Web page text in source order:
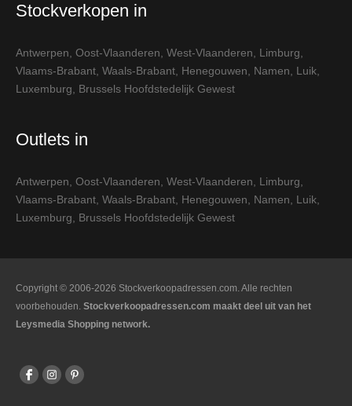
Stockverkopen in
Antwerpen Oost-Vlaanderen West-Vlaanderen Limburg
Vlaams-Brabant Waals-Brabant Henegouwen Namen Luik
Luxemburg
Brussels Hoofdstedelijk Gewest
Outlets in
Antwerpen Oost-Vlaanderen West-Vlaanderen Limburg
Vlaams-Brabant Waals-Brabant Henegouwen Namen Luik
Luxemburg
Brussels Hoofdstedelijk Gewest
Copyright © 2006-2026 Stockverkoopadressen.com. Alle rechten
voorbehouden. Stockverkoopadressen.com maakt deel uit van het
Leysmedia Shopping network.